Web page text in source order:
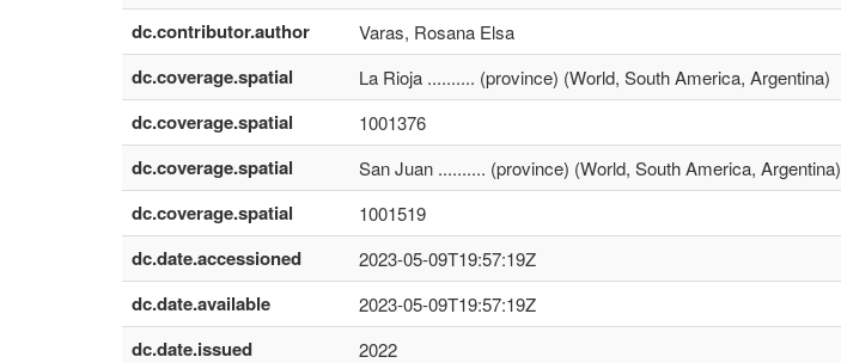
dc.contributor.author Varas, Rosana Elsa
dc.coverage.spatial La Rioja .......... (province) (World, South America, Argentina)
dc.coverage.spatial 1001376
dc.coverage.spatial San Juan .......... (province) (World, South America, Argentina)
dc.coverage.spatial 1001519
dc.date.accessioned 2023-05-09T19:57:19Z
dc.date.available 2023-05-09T19:57:19Z
dc.date.issued 2022